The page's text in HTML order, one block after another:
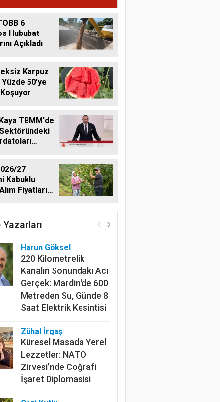
6
Hububat
Açıkladı
Karpuz
Yüzde 50’ye
TBMM'de
27
Kabuklu
Fiyatlarını
Yazarları
Harun Göksel
220 Kilometrelik
Kanalın Sonundaki Acı
Gerçek: Mardin'de 600
Metreden Su, Günde 8
Saat Elektrik Kesintisi
Zühal İrgaş
Küresel Masada Yerel
Lezzetler: NATO
Zirvesi’nde Coğrafi
İşaret Diplomasisi